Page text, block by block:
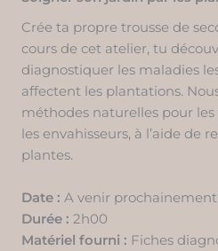
Crée ta propre trousse de
cours de cet atelier, tu
diagnostiquer les maladies
affectent les plantations.
méthodes naturelles pour
les envahisseurs, à l’aide de
plantes.
Date : A venir
Durée : 2h00
Matériel fourni : Fiches